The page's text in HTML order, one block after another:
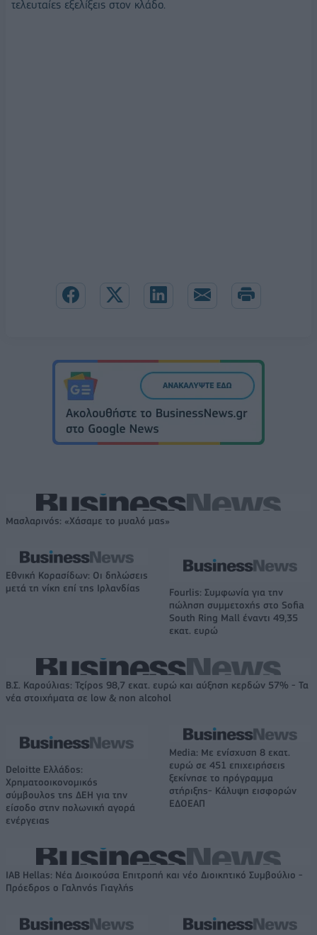
τελευταίες εξελίξεις στον κλάδο.
Μασλαρινός: «Χάσαμε το μυαλό μας»
Εθνική Κορασίδων: Οι δηλώσεις
μετά τη νίκη επί της Ιρλανδίας
Fourlis: Συμφωνία για την
πώληση συμμετοχής στο Sofia
South Ring Mall έναντι 49,35
εκατ. ευρώ
Β.Σ. Καρούλιας: Τζίρος 98,7 εκατ. ευρώ και αύξηση κερδών 57% - Τα
νέα στοιχήματα σε low & non alcohol
Deloitte Ελλάδος:
Χρηματοοικονομικός
σύμβουλος της ΔΕΗ για την
είσοδο στην πολωνική αγορά
ενέργειας
Media: Με ενίσχυση 8 εκατ.
ευρώ σε 451 επιχειρήσεις
ξεκίνησε το πρόγραμμα
στήριξης- Κάλυψη εισφορών
ΕΔΟΕΑΠ
IAB Hellas: Νέα Διοικούσα Επιτροπή και νέο Διοικητικό Συμβούλιο -
Πρόεδρος ο Γαληνός Γιαγλής